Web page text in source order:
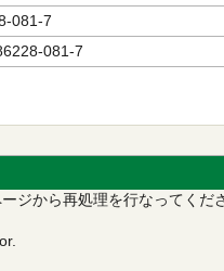
081-7
081-7
ジから再処理を行なってくだ